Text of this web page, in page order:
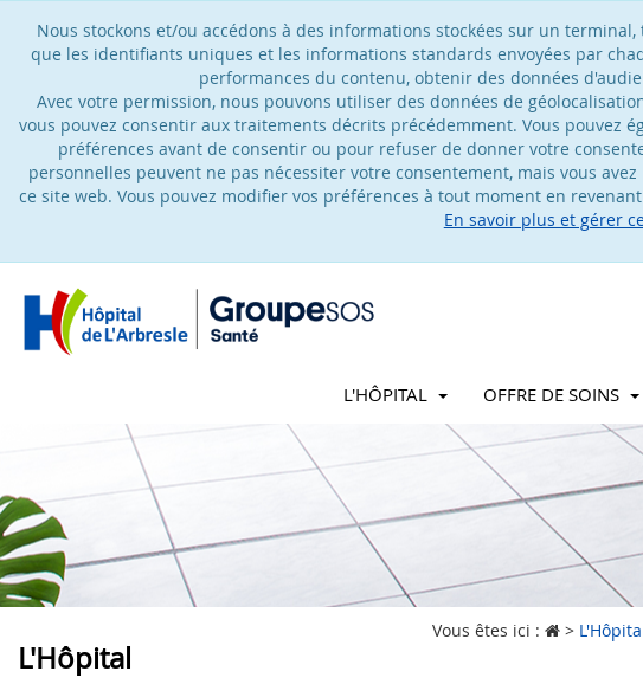
Nous stockons et/ou accédons à des informations stockées sur un
que les identifiants uniques et les informations standards envoyées par
performances du contenu, obtenir des données
Avec votre permission, nous pouvons utiliser des données de
vous pouvez consentir aux traitements décrits précédemment. Vous pouvez
préférences avant de consentir ou pour refuser de donner votre
personnelles peuvent ne pas nécessiter votre consentement, mais vous
ce site web. Vous pouvez modifier vos préférences à tout moment en
En savoir plus et gérer
L'HÔPITAL OFFRE DE SOINS
L'Hôpital
Vous êtes ici : >